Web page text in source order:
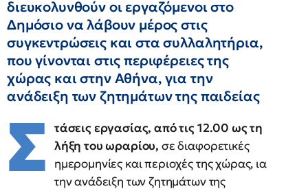
διευκολυνθούν οι εργαζόμενοι στο
Δημόσιο να λάβουν μέρος στις
συγκεντρώσεις και στα συλλαλητήρια,
που γίνονται στις περιφέρειες της
χώρας και στην Αθήνα, για την
ανάδειξη των ζητημάτων της παιδείας
Σ τάσεις εργασίας, από τις 12.00 ως τη
λήξη του ωραρίου, σε διαφορετικές
ημερομηνίες και περιοχές της χώρας, ια
την ανάδειξη των ζητημάτων της